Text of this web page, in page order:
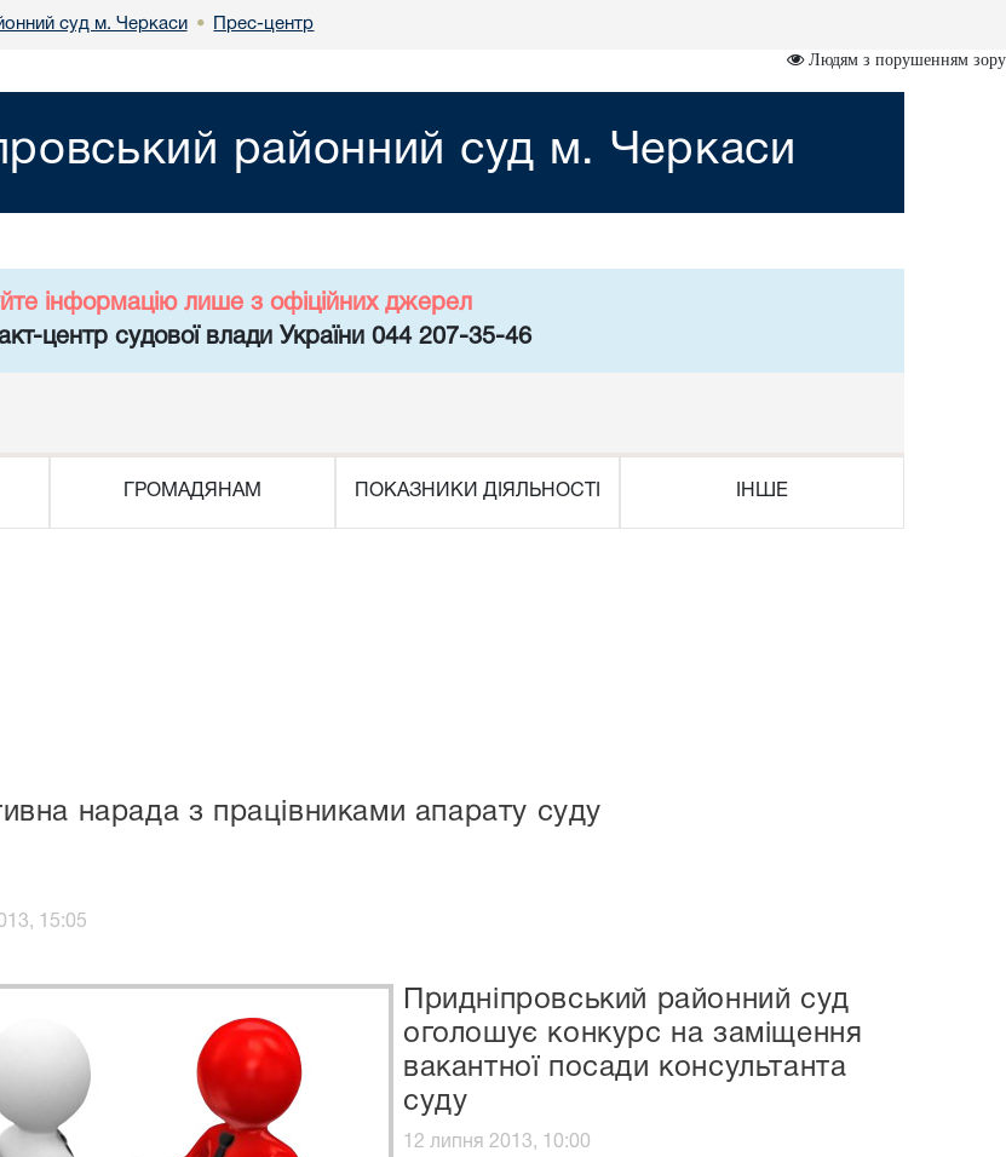
суд м. Черкаси • Прес-центр
Людям з порушенням зору
районний суд м. Черкаси
інформацію лише з офіційних джерел
центр судової влади України 044 207-35-46
ГРОМАДЯНАМ ПОКАЗНИКИ ДІЯЛЬНОСТІ ІНШЕ
нарада з працівниками апарату суду
15:05
Придніпровський районний суд
оголошує конкурс на заміщення
вакантної посади консультанта
суду
12 липня 2013, 10:00